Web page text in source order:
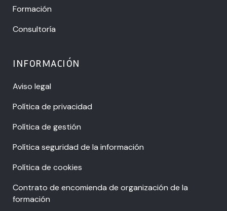
Formación
Consultoría
INFORMACIÓN
Aviso legal
Política de privacidad
Política de gestión
Política seguridad de la información
Política de cookies
Contrato de encomienda de organización de la
formación